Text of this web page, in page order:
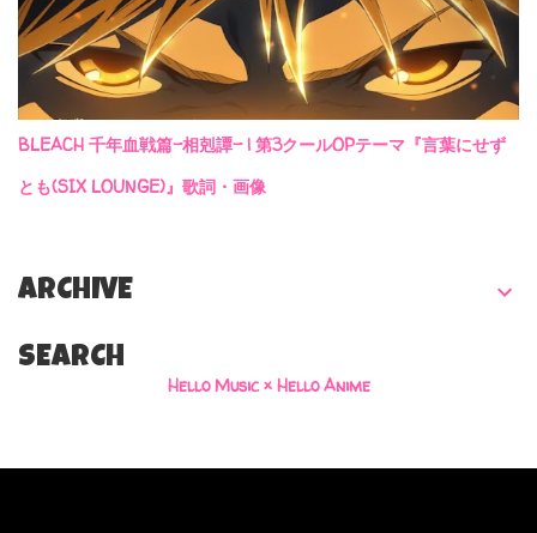
BLEACH 千年血戦篇-相剋譚- | 第3クールOPテーマ『言葉にせず
とも(SIX LOUNGE)』歌詞・画像
ARCHIVE
SEARCH
Hello Music × Hello Anime